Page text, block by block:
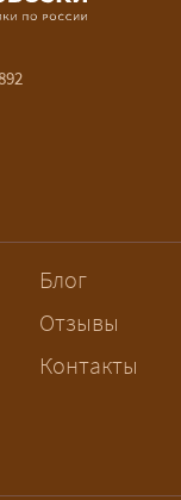
стоит
Точная
и вес
и
дней
только
Оставьте
Блог
Отзывы
Контакты